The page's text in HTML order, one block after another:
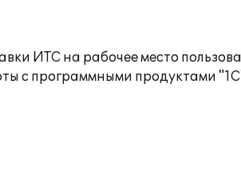
ИТС на рабочее место
с программными продуктами